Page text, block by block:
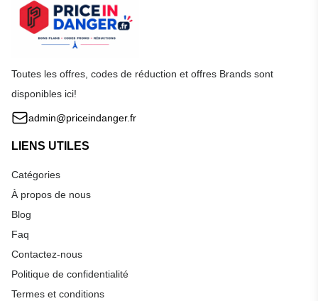
Toutes les offres, codes de réduction et offres Brands sont
disponibles ici!
admin@priceindanger.fr
LIENS UTILES
Catégories
À propos de nous
Blog
Faq
Contactez-nous
Politique de confidentialité
Termes et conditions